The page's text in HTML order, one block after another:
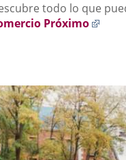
todo lo que
Próximo